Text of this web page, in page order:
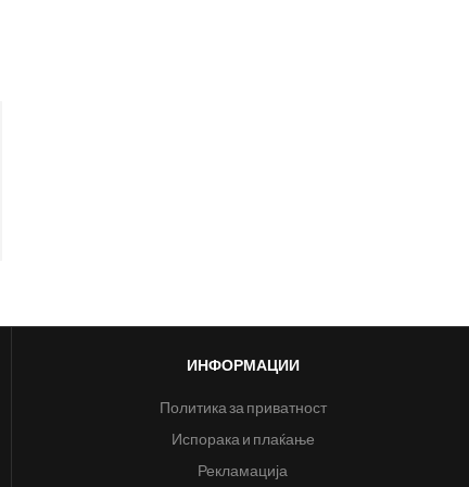
ИНФОРМАЦИИ
Политика за приватност
Испорака и плаќање
Рекламација